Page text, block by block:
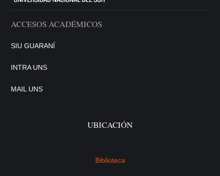
ACCESOS ACADÉMICOS
SIU GUARANÍ
INTRA UNS
MAIL UNS
UBICACIÓN
Biblioteca